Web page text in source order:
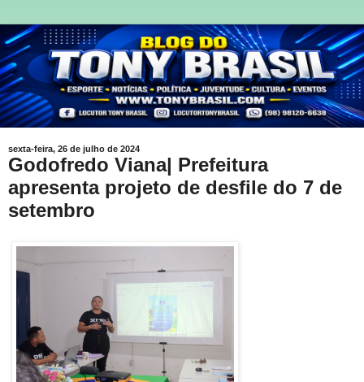
sexta-feira, 26 de julho de 2024
Godofredo Viana| Prefeitura
apresenta projeto de desfile do 7 de
setembro